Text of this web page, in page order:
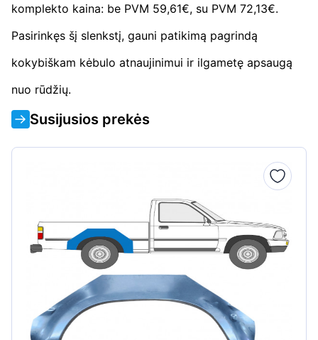
komplekto kaina: be PVM 59,61€, su PVM 72,13€.
Pasirinkęs šį slenkstį, gauni patikimą pagrindą
kokybiškam kėbulo atnaujinimui ir ilgametę apsaugą
nuo rūdžių.
Susijusios prekės